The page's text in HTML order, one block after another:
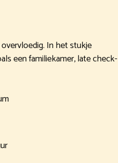
In het stukje
een familiekamer, late check-